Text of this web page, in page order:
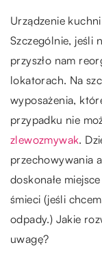
Urządzenie
Szczególnie, jeśli
przyszło nam
lokatorach. Na
wyposażenia,
przypadku nie
zlewozmywak.
przechowywania
doskonałe
śmieci (jeśli
odpady.) Jakie
uwagę?